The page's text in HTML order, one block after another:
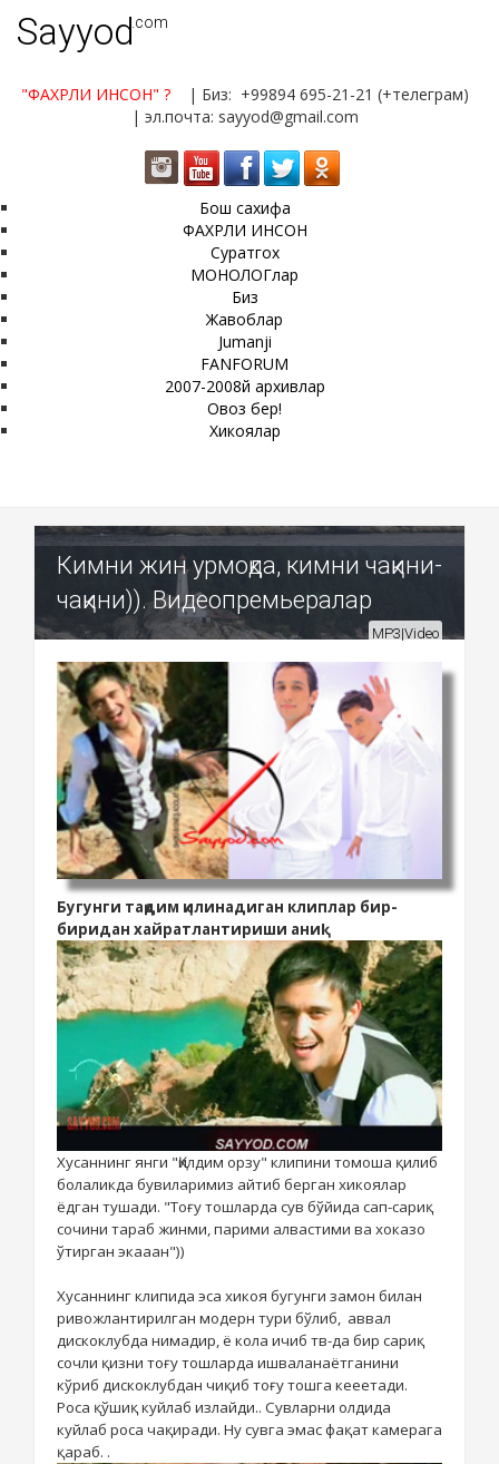
Sayyod.com
"ФАХРЛИ ИНСОН" ?
| Биз: +99894 695-21-21 (+телеграм)
| эл.почта: sayyod@gmail.com
Бош сахифа
ФАХРЛИ ИНСОН
Суратгох
МОНОЛОГлар
Биз
Жавоблар
Jumanji
FANFORUM
2007-2008й архивлар
Овоз бер!
Хикоялар
Кимни жин урмоқда, кимни чақини-
чақини)). Видеопремьералар
MP3|Video
Бугунги тақдим қилинадиган клиплар бир-
биридан хайратлантириши аниқ!
Хусаннинг янги "Қилдим орзу" клипини томоша қилиб
болаликда бувиларимиз айтиб берган хикоялар
ёдган тушади. "Тоғу тошларда сув бўйида сап-сариқ
сочини тараб жинми, парими алвастими ва хоказо
ўтирган экааан"))
Хусаннинг клипида эса хикоя бугунги замон билан
ривожлантирилган модерн тури бўлиб, аввал
дискоклубда нимадир, ё кола ичиб тв-да бир сариқ
сочли қизни тоғу тошларда ишваланаётганини
кўриб дискоклубдан чиқиб тоғу тошга кееетади.
Роса қўшиқ куйлаб излайди.. Сувларни олдида
куйлаб роса чақиради. Ну сувга эмас фақат камерага
қараб. .